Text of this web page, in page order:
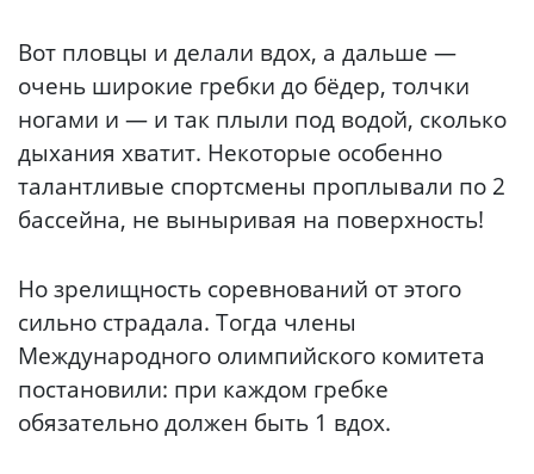
Вот пловцы и делали вдох, а дальше —
очень широкие гребки до бёдер, толчки
ногами и — и так плыли под водой, сколько
дыхания хватит. Некоторые особенно
талантливые спортсмены проплывали по 2
бассейна, не выныривая на поверхность!
Но зрелищность соревнований от этого
сильно страдала. Тогда члены
Международного олимпийского комитета
постановили: при каждом гребке
обязательно должен быть 1 вдох.